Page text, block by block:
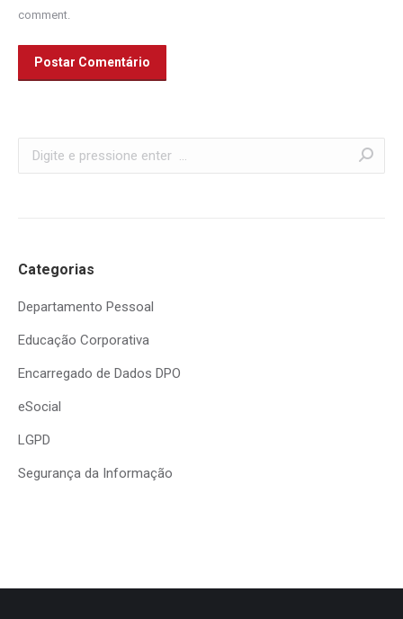
comment.
Postar Comentário
Search:
Categorias
Departamento Pessoal
Educação Corporativa
Encarregado de Dados DPO
eSocial
LGPD
Segurança da Informação